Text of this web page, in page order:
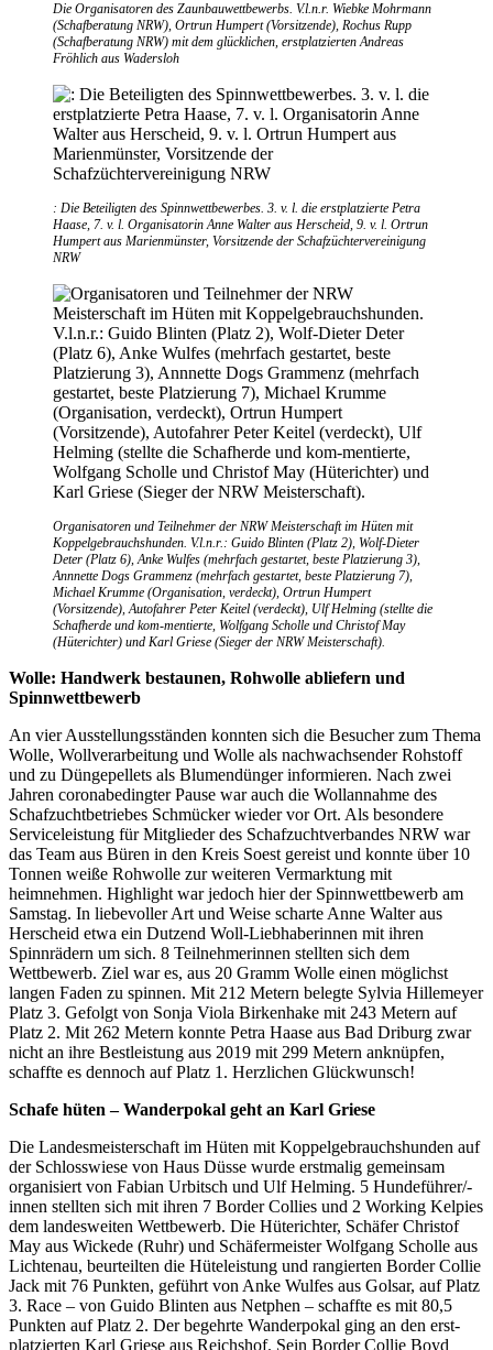
Die Organisatoren des Zaunbauwettbewerbs. V.l.n.r. Wiebke Mohrmann
(Schafberatung NRW), Ortrun Humpert (Vorsitzende), Rochus Rupp
(Schafberatung NRW) mit dem glücklichen, erstplatzierten Andreas
Fröhlich aus Wadersloh
: Die Beteiligten des Spinnwettbewerbes. 3. v. l. die erstplatzierte Petra
Haase, 7. v. l. Organisatorin Anne Walter aus Herscheid, 9. v. l. Ortrun
Humpert aus Marienmünster, Vorsitzende der Schafzüchtervereinigung
NRW
Organisatoren und Teilnehmer der NRW Meisterschaft im Hüten mit
Koppelgebrauchshunden. V.l.n.r.: Guido Blinten (Platz 2), Wolf-Dieter
Deter (Platz 6), Anke Wulfes (mehrfach gestartet, beste Platzierung 3),
Annnette Dogs Grammenz (mehrfach gestartet, beste Platzierung 7),
Michael Krumme (Organisation, verdeckt), Ortrun Humpert
(Vorsitzende), Autofahrer Peter Keitel (verdeckt), Ulf Helming (stellte die
Schafherde und kom-mentierte, Wolfgang Scholle und Christof May
(Hüterichter) und Karl Griese (Sieger der NRW Meisterschaft).
Wolle: Handwerk bestaunen, Rohwolle abliefern und
Spinnwettbewerb
An vier Ausstellungsständen konnten sich die Besucher zum Thema
Wolle, Wollverarbeitung und Wolle als nachwachsender Rohstoff
und zu Düngepellets als Blumendünger informieren. Nach zwei
Jahren coronabedingter Pause war auch die Wollannahme des
Schafzuchtbetriebes Schmücker wieder vor Ort. Als besondere
Service­leistung für Mitglieder des Schafzuchtverbandes NRW war
das Team aus Büren in den Kreis Soest gereist und konnte über 10
Tonnen weiße Rohwolle zur weiteren Vermarktung mit
heimnehmen. Highlight war jedoch hier der Spinnwettbewerb am
Samstag. In liebevoller Art und Weise scharte Anne Walter aus
Herscheid etwa ein Dutzend Woll-Liebhaberinnen mit ihren
Spinnrädern um sich. 8 Teilnehmerinnen stellten sich dem
Wettbewerb. Ziel war es, aus 20 Gramm Wolle einen möglichst
langen Faden zu spinnen. Mit 212 Metern belegte Sylvia Hillemeyer
Platz 3. Gefolgt von Sonja Viola Birkenhake mit 243 Metern auf
Platz 2. Mit 262 Metern konnte Petra Haase aus Bad Driburg zwar
nicht an ihre Bestleistung aus 2019 mit 299 Metern anknüpfen,
schaffte es dennoch auf Platz 1. Herzlichen Glückwunsch!
Schafe hüten – Wanderpokal geht an Karl Griese
Die Landesmeisterschaft im Hüten mit Koppelgebrauchshunden auf
der Schlosswiese von Haus Düsse wurde erstmalig gemeinsam
organisiert von Fabian Urbitsch und Ulf Helming. 5 Hundeführer/-
innen stellten sich mit ihren 7 Border Collies und 2 Working Kelpies
dem landesweiten Wettbewerb. Die Hüterichter, Schäfer Christof
May aus Wickede (Ruhr) und Schäfermeister Wolfgang Scholle aus
Lichtenau, beurteilten die Hüteleistung und rangierten Border Collie
Jack mit 76 Punkten, geführt von Anke Wulfes aus Golsar, auf Platz
3. Race – von Guido Blinten aus Netphen – schaffte es mit 80,5
Punkten auf Platz 2. Der begehrte Wanderpokal ging an den erst­
platzierten Karl Griese aus Reichshof. Sein Border Collie Boyd